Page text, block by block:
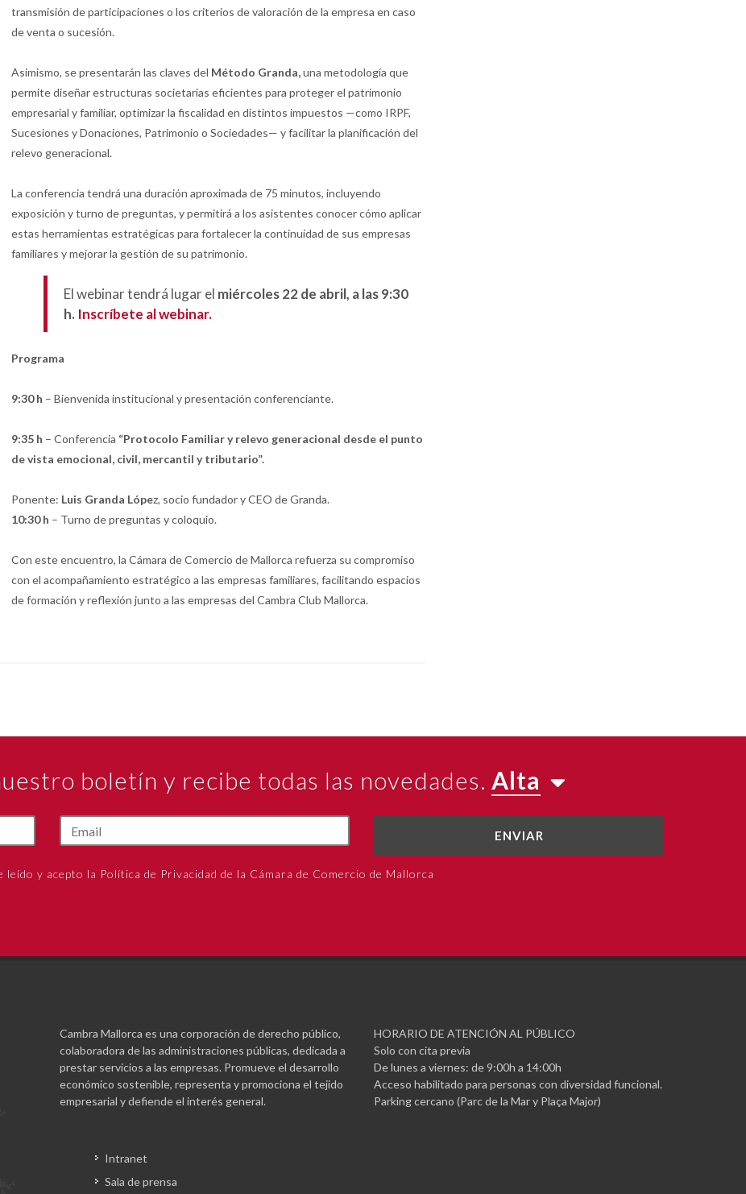
transmisión de participaciones o los criterios de valoración de la empresa en caso
de venta o sucesión.
Asimismo, se presentarán las claves del Método Granda,una metodología que
permite diseñar estructuras societarias eficientes para proteger el patrimonio
empresarial y familiar, optimizar la fiscalidad en distintos impuestos —como IRPF,
Sucesiones y Donaciones, Patrimonio o Sociedades— y facilitar la planificación del
relevo generacional.
La conferencia tendrá una duración aproximada de 75 minutos, incluyendo
exposición y turno de preguntas, y permitirá a los asistentes conocer cómo aplicar
estas herramientas estratégicas para fortalecer la continuidad de sus empresas
familiares y mejorar la gestión de su patrimonio.
El webinar tendrá lugar el miércoles 22 de abril, a las 9:30
h. Inscríbete al webinar.
Programa
9:30 h – Bienvenida institucional y presentación conferenciante.
9:35 h – Conferencia “Protocolo Familiar y relevo generacional desde el punto
de vista emocional, civil, mercantil y tributario”.
Ponente: Luis Granda López, socio fundador y CEO de Granda.
10:30 h – Turno de preguntas y coloquio.
Con este encuentro, la Cámara de Comercio de Mallorca refuerza su compromiso
con el acompañamiento estratégico a las empresas familiares, facilitando espacios
de formación y reflexión junto a las empresas del Cambra Club Mallorca.
boletín y recibe todas las novedades. Alta
ENVIAR
leído y acepto la Política de Privacidad de la Cámara de Comercio de Mallorca
Cambra Mallorca es una corporación de derecho público,
colaboradora de las administraciones públicas, dedicada a
prestar servicios a las empresas. Promueve el desarrollo
económico sostenible, representa y promociona el tejido
empresarial y defiende el interés general.
Intranet
Sala de prensa
HORARIO DE ATENCIÓN AL PÚBLICO
Solo con cita previa
De lunes a viernes: de 9:00h a 14:00h
Acceso habilitado para personas con diversidad funcional.
Parking cercano (Parc de la Mar y Plaça Major)